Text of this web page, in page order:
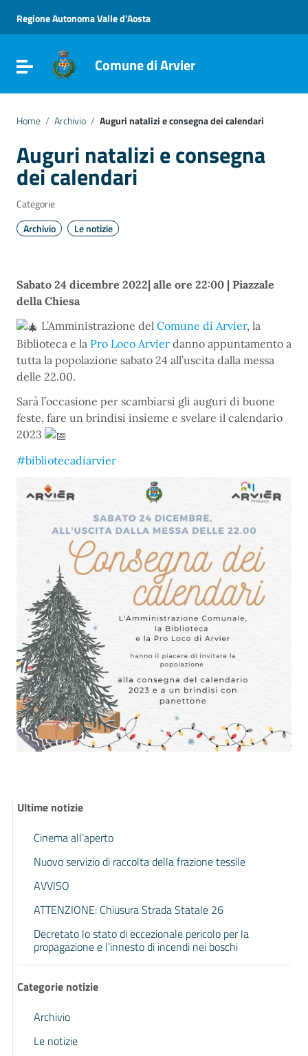
Vai al menu di navigazione
Vai al footer
Regione Autonoma Valle d'Aosta
Attiva / disattiva la navigazione
Comune di Arvier
Home / Archivio / Auguri natalizi e consegna dei calendari
Auguri natalizi e consegna
dei calendari
Categorie
Archivio
Le notizie
Sabato 24 dicembre 2022| alle ore 22:00 | Piazzale
della Chiesa
L’Amministrazione del Comune di Arvier, la
Biblioteca e la Pro Loco Arvier danno appuntamento a
tutta la popolazione sabato 24 all’uscita dalla messa
delle 22.00.
Sarà l’occasione per scambiarsi gli auguri di buone
feste, fare un brindisi insieme e svelare il calendario
2023
#bibliotecadiarvier
Ultime notizie
Cinema all’aperto
Nuovo servizio di raccolta della frazione tessile
AVVISO
ATTENZIONE: Chiusura Strada Statale 26
Decretato lo stato di eccezionale pericolo per la
propagazione e l’innesto di incendi nei boschi
Categorie notizie
Archivio
Le notizie